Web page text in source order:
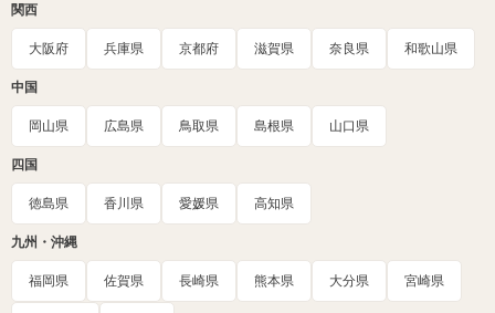
関西
大阪府 兵庫県 京都府 滋賀県 奈良県 和歌山県
中国
岡山県 広島県 鳥取県 島根県 山口県
四国
徳島県 香川県 愛媛県 高知県
九州・沖縄
福岡県 佐賀県 長崎県 熊本県 大分県 宮崎県